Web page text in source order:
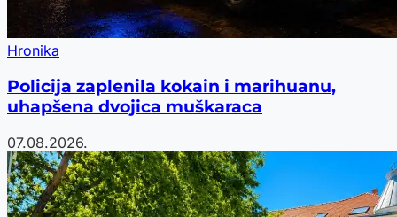
Hronika
Policija zaplenila kokain i marihuanu,
uhapšena dvojica muškaraca
07.08.2026.